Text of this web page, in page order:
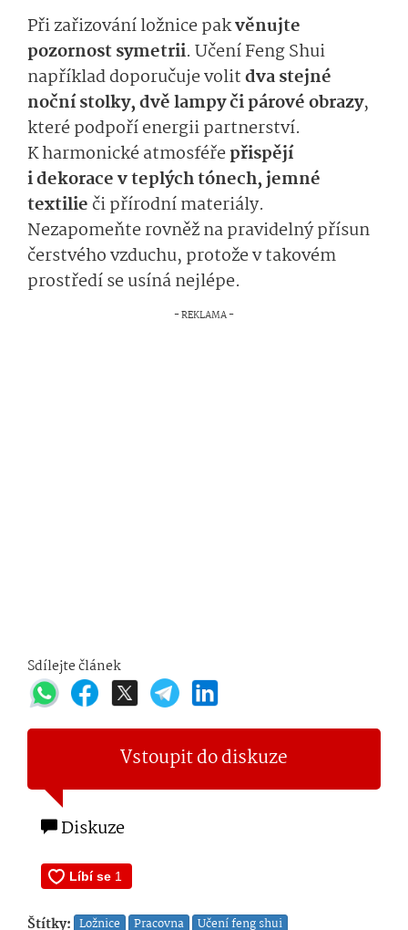
Při zařizování ložnice pakvěnujte
pozornost symetrii. Učení Feng Shui
například doporučuje volitdva stejné
noční stolky, dvě lampy či párové obrazy,
které podpoří energii partnerství.
K harmonické atmosféřepřispějí
i dekorace v teplých tónech, jemné
textilie či přírodní materiály.
Nezapomeňte rovněž na pravidelný přísun
čerstvého vzduchu, protože v takovém
prostředí se usíná nejlépe.
Sdílejte článek
Vstoupit do diskuze
Diskuze
Štítky: Ložnice Pracovna Učení feng shui